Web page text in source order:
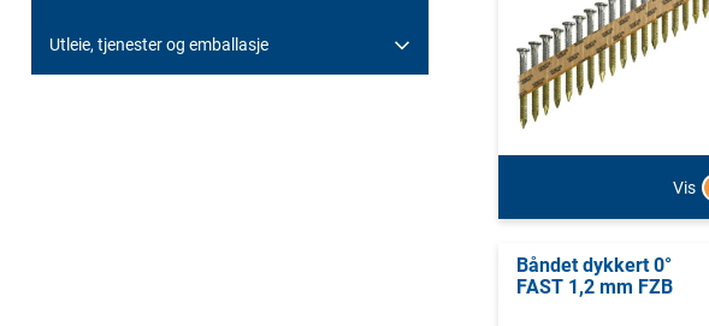
Utleie, tjenester og emballasje
Vis
Båndet dykkert 0°
FAST 1,2 mm FZB